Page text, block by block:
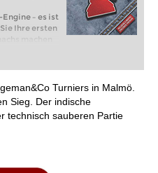
Engine – es ist
Ihre ersten
machen
Mit
und
Turniers in Malmö.
Sieg. Der indische
technisch sauberen Partie